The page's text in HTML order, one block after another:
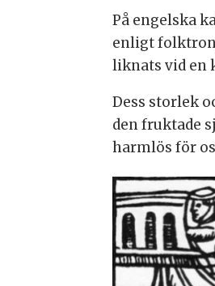
På engelska
enligt
liknats vid en
Dess storlek
den fruktade
harmlös för